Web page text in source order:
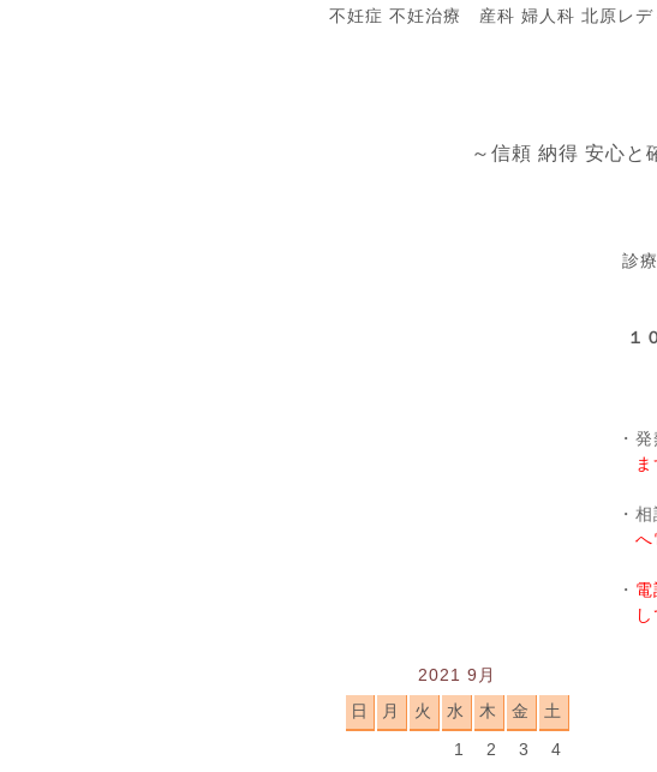
不妊症 不妊治療 産科 婦人科 北原レデ
～信頼 納得 安心と
2021 9月
日
月 火 水 木 金
土
1
2 3
4
診
１
・
・
へ
・
し
松